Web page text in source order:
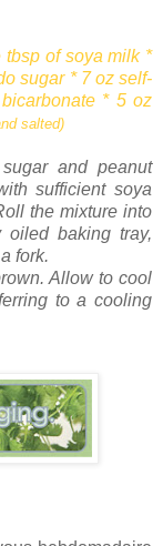
of soya milk *
sugar * 7 oz self-
* 5 oz
salted)
and peanut
sufficient soya
the mixture into
baking tray,
fork.
Allow to cool
to a cooling